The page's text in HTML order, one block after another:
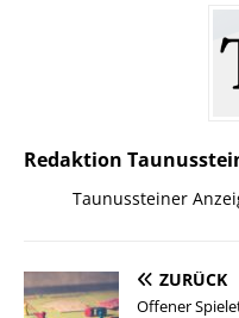
Redaktion
Taunussteiner
ZURÜCK
Offener